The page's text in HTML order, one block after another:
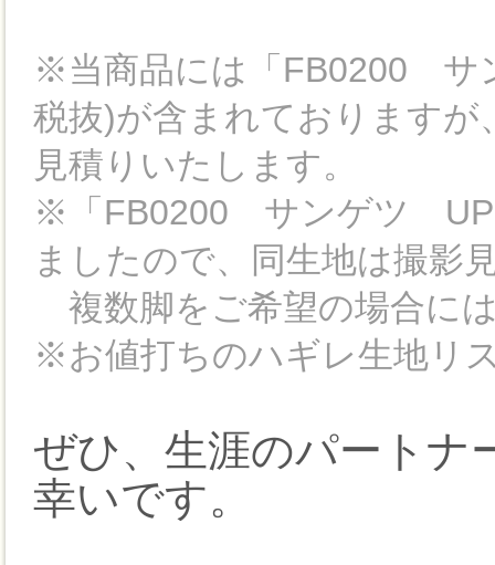
※当商品には「FB0200 サ
税抜)が含まれております
見積りいたします。
※「FB0200 サンゲツ
ましたので、同生地は撮影
複数脚をご希望の場合に
※お値打ちのハギレ生地リ
ぜひ、生涯のパートナ
幸いです。